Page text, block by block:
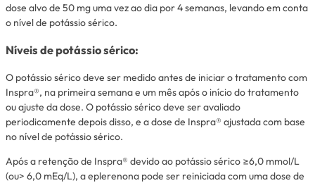
dose alvo de 50 mg uma vez ao dia por 4 semanas, levando em conta
o nível de potássio sérico.
Níveis de potássio sérico:
O potássio sérico deve ser medido antes de iniciar o tratamento com
Inspra®, na primeira semana e um mês após o início do tratamento
ou ajuste da dose. O potássio sérico deve ser avaliado
periodicamente depois disso, e a dose de Inspra® ajustada com base
no nível de potássio sérico.
Após a retenção de Inspra® devido ao potássio sérico ≥6,0 mmol/L
(ou> 6,0 mEq/L), a eplerenona pode ser reiniciada com uma dose de